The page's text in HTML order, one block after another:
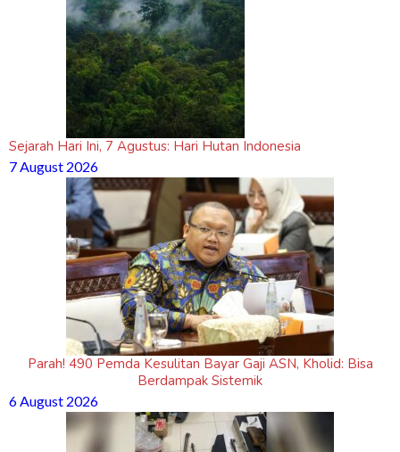
Sejarah Hari Ini, 7 Agustus: Hari Hutan Indonesia
7 August 2026
Parah! 490 Pemda Kesulitan Bayar Gaji ASN, Kholid: Bisa
Berdampak Sistemik
6 August 2026